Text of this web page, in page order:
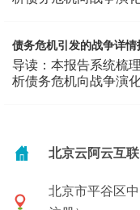
债务危机引发的战争详情
导读：本报告系统梳
析债务危机向战争演
北京云阿云互
北京市平谷区